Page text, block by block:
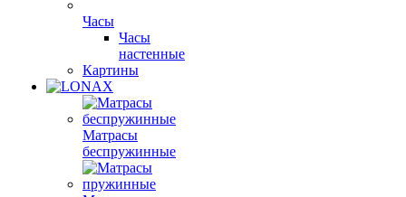
Часы
Часы
настенные
Картины
Матрасы
беспружинные